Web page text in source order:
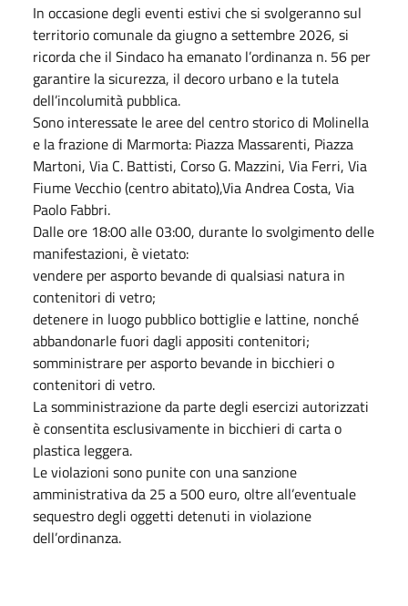
In occasione degli eventi estivi che si svolgeranno sul
territorio comunale da giugno a settembre 2026, si
ricorda che il Sindaco ha emanato l’ordinanza n. 56 per
garantire la sicurezza, il decoro urbano e la tutela
dell’incolumità pubblica.
Sono interessate le aree del centro storico di Molinella
e la frazione di Marmorta: Piazza Massarenti, Piazza
Martoni, Via C. Battisti, Corso G. Mazzini, Via Ferri, Via
Fiume Vecchio (centro abitato),Via Andrea Costa, Via
Paolo Fabbri.
Dalle ore 18:00 alle 03:00, durante lo svolgimento delle
manifestazioni, è vietato:
vendere per asporto bevande di qualsiasi natura in
contenitori di vetro;
detenere in luogo pubblico bottiglie e lattine, nonché
abbandonarle fuori dagli appositi contenitori;
somministrare per asporto bevande in bicchieri o
contenitori di vetro.
La somministrazione da parte degli esercizi autorizzati
è consentita esclusivamente in bicchieri di carta o
plastica leggera.
Le violazioni sono punite con una sanzione
amministrativa da 25 a 500 euro, oltre all’eventuale
sequestro degli oggetti detenuti in violazione
dell’ordinanza.